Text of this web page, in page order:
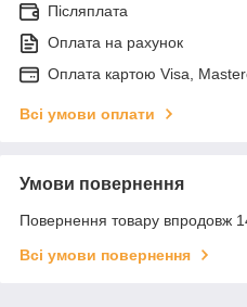
Післяплата
Оплата на рахунок
Оплата картою Visa,
Всі умови оплати
Умови повернення
Повернення товару впродовж
Всі умови повернення